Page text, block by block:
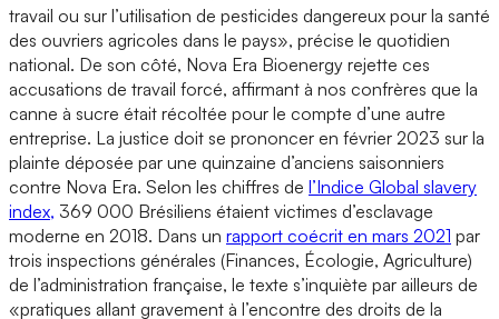
travail ou sur l’utilisation de pesticides dangereux pour la santé
des ouvriers agricoles dans le pays», précise le quotidien
national. De son côté, Nova Era Bioenergy rejette ces
accusations de travail forcé, affirmant à nos confrères que la
canne à sucre était récoltée pour le compte d’une autre
entreprise. La justice doit se prononcer en février 2023 sur la
plainte déposée par une quinzaine d’anciens saisonniers
contre Nova Era. Selon les chiffres de l’Indice Global slavery
index, 369 000 Brésiliens étaient victimes d’esclavage
moderne en 2018. Dans un rapport coécrit en mars 2021 par
trois inspections générales (Finances, Écologie, Agriculture)
de l’administration française, le texte s’inquiète par ailleurs de
«pratiques allant gravement à l’encontre des droits de la